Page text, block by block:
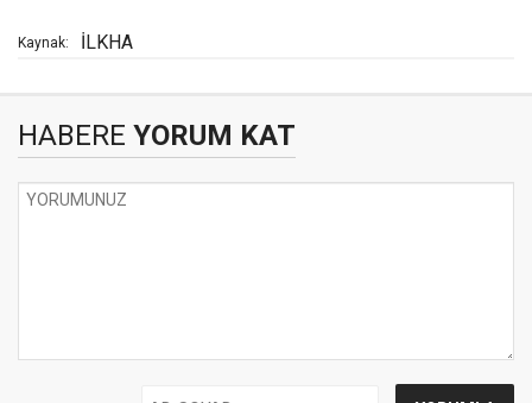
Kaynak: İLKHA
HABERE YORUM KAT